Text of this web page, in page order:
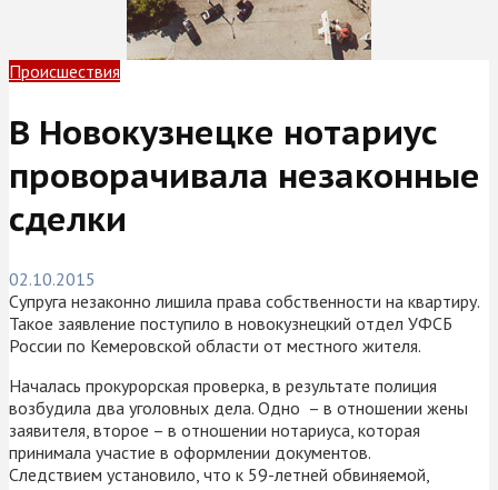
Происшествия
В Новокузнецке нотариус
проворачивала незаконные
сделки
02.10.2015
Супруга незаконно лишила права собственности на квартиру.
Такое заявление поступило в новокузнецкий отдел УФСБ
России по Кемеровской области от местного жителя.
Началась прокурорская проверка, в результате полиция
возбудила два уголовных дела. Одно – в отношении жены
заявителя, второе – в отношении нотариуса, которая
принимала участие в оформлении документов.
Следствием установило, что к 59-летней обвиняемой,